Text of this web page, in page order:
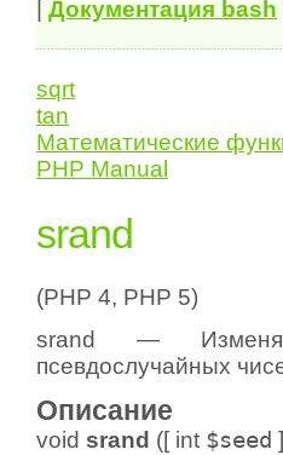
Документация bash
sqrt
tan
Математические
PHP Manual
srand
(PHP 4, PHP 5)
srand —
псевдослучайных
Описание
void srand ([ int $seed